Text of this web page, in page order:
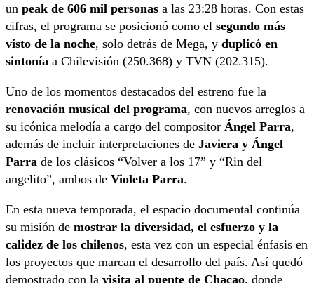
un peak de 606 mil personas a las 23:28 horas. Con estas
cifras, el programa se posicionó como el segundo más
visto de la noche, solo detrás de Mega, y duplicó en
sintonía a Chilevisión (250.368) y TVN (202.315).
Uno de los momentos destacados del estreno fue la
renovación musical del programa, con nuevos arreglos a
su icónica melodía a cargo del compositor Ángel Parra,
además de incluir interpretaciones de Javiera y Ángel
Parra de los clásicos “Volver a los 17” y “Rin del
angelito”, ambos de Violeta Parra.
En esta nueva temporada, el espacio documental continúa
su misión de mostrar la diversidad, el esfuerzo y la
calidez de los chilenos, esta vez con un especial énfasis en
los proyectos que marcan el desarrollo del país. Así quedó
demostrado con la visita al puente de Chacao, donde